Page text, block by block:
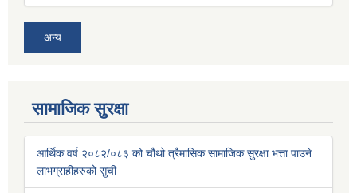
अन्य
सामाजिक सुरक्षा
आर्थिक वर्ष २०८२/०८३ को चौथो त्रैमासिक सामाजिक सुरक्षा भत्ता पाउने
लाभग्राहीहरुको सुची